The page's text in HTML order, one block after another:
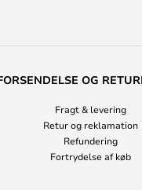
OG
Fragt & levering
Retur og reklamation
Refundering
Fortrydelse af køb